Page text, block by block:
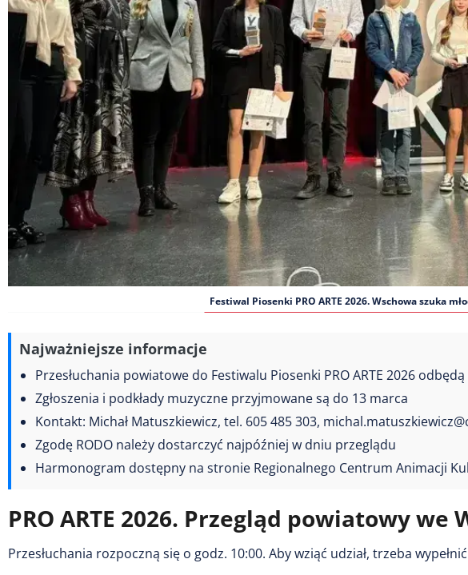
Festiwal Piosenki PRO ARTE 2026. Wschowa szuka
Najważniejsze informacje
Przesłuchania powiatowe do Festiwalu Piosenki PRO ARTE 2026
Zgłoszenia i podkłady muzyczne przyjmowane są do 13 marca
Kontakt: Michał Matuszkiewicz, tel. 605 485 303,
Zgodę RODO należy dostarczyć najpóźniej w dniu przeglądu
Harmonogram dostępny na stronie Regionalnego Centrum Animacji
PRO ARTE 2026. Przegląd powiatowy we
Przesłuchania rozpoczną się o godz. 10:00. Aby wziąć udział, trzeba